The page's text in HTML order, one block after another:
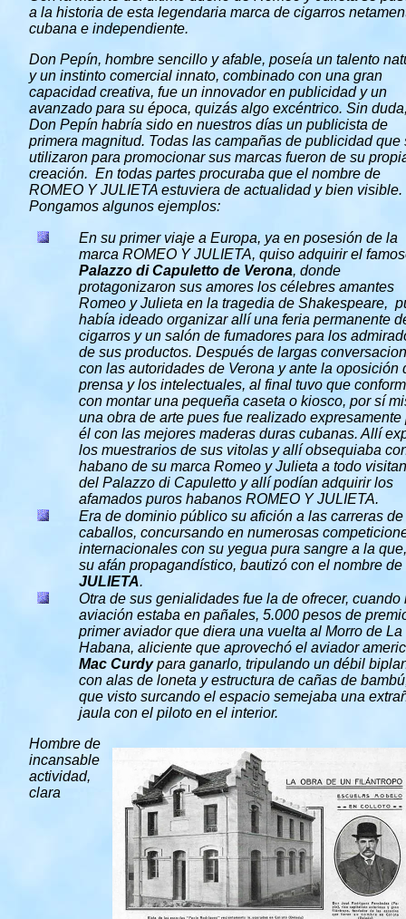
a la historia de esta legendaria marca de cigarros
cubana e independiente.
Don Pepín, hombre sencillo y afable, poseía un talento
y un instinto comercial innato, combinado con una gran
capacidad creativa, fue un innovador en publicidad y un
avanzado para su época, quizás algo excéntrico. Sin
Don Pepín habría sido en nuestros días un publicista de
primera magnitud. Todas las campañas de publicidad que
utilizaron para promocionar sus marcas fueron de su
creación. En todas partes procuraba que el nombre de
ROMEO Y JULIETA estuviera de actualidad y bien visible.
Pongamos algunos ejemplos:
En su primer viaje a Europa, ya en posesión de la
marca ROMEO Y JULIETA, quiso adquirir el
Palazzo di Capuletto de Verona, donde
protagonizaron sus amores los célebres amantes
Romeo y Julieta en la tragedia de Shakespeare,
había ideado organizar allí una feria permanente
cigarros y un salón de fumadores para los
de sus productos. Después de largas
con las autoridades de Verona y ante la oposición
prensa y los intelectuales, al final tuvo que
con montar una pequeña caseta o kiosco, por sí
una obra de arte pues fue realizado expresamente
él con las mejores maderas duras cubanas. Allí
los muestrarios de sus vitolas y allí obsequiaba
habano de su marca Romeo y Julieta a todo
del Palazzo di Capuletto y allí podían adquirir los
afamados puros habanos ROMEO Y JULIETA.
Era de dominio público su afición a las carreras de
caballos, concursando en numerosas
internacionales con su yegua pura sangre a la
su afán propagandístico, bautizó con el nombre de
JULIETA.
Otra de sus genialidades fue la de ofrecer, cuando
aviación estaba en pañales, 5.000 pesos de
primer aviador que diera una vuelta al Morro de La
Habana, aliciente que aprovechó el aviador
Mac Curdypara ganarlo, tripulando un débil
con alas de loneta y estructura de cañas de
que visto surcando el espacio semejaba una
jaula con el piloto en el interior.
Hombre de
incansable
actividad,
clara